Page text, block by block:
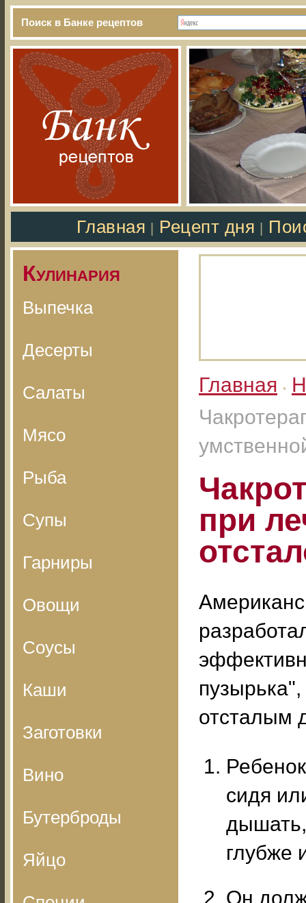
Поиск в Банке рецептов
Главная Рецепт дня
Кулинария
Выпечка
Десерты
Салаты
Мясо
Рыба
Супы
Гарниры
Овощи
Соусы
Каши
Заготовки
Вино
Бутерброды
Яйцо
Главная •
при
отсталым
сидя
дышать,
глубже
Он